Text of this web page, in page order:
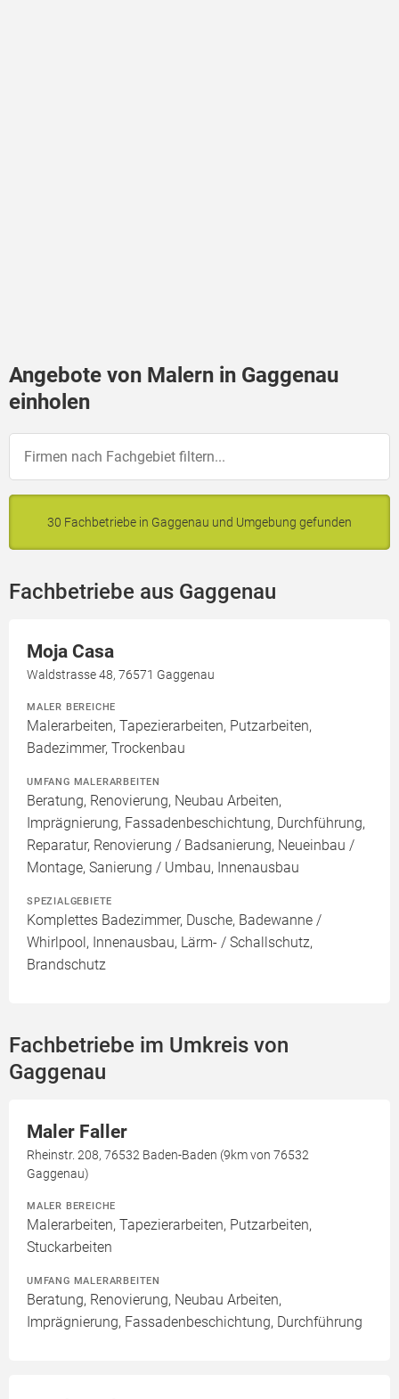
Angebote von Malern in Gaggenau
einholen
30 Fachbetriebe in Gaggenau und Umgebung gefunden
Fachbetriebe aus Gaggenau
Moja Casa
Waldstrasse 48, 76571 Gaggenau
MALER BEREICHE
Malerarbeiten, Tapezierarbeiten, Putzarbeiten,
Badezimmer, Trockenbau
UMFANG MALERARBEITEN
Beratung, Renovierung, Neubau Arbeiten,
Imprägnierung, Fassadenbeschichtung, Durchführung,
Reparatur, Renovierung / Badsanierung, Neueinbau /
Montage, Sanierung / Umbau, Innenausbau
SPEZIALGEBIETE
Komplettes Badezimmer, Dusche, Badewanne /
Whirlpool, Innenausbau, Lärm- / Schallschutz,
Brandschutz
Fachbetriebe im Umkreis von
Gaggenau
Maler Faller
Rheinstr. 208, 76532 Baden-Baden (9km von 76532
Gaggenau)
MALER BEREICHE
Malerarbeiten, Tapezierarbeiten, Putzarbeiten,
Stuckarbeiten
UMFANG MALERARBEITEN
Beratung, Renovierung, Neubau Arbeiten,
Imprägnierung, Fassadenbeschichtung, Durchführung